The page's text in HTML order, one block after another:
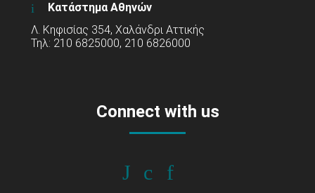
Κατάστημα Αθηνών
Λ. Κηφισίας 354, Χαλάνδρι Αττικής
Τηλ: 210 6825000, 210 6826000
Connect with us